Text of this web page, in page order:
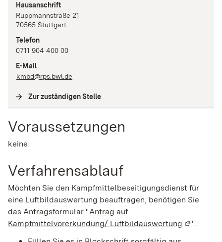
Hausanschrift
Ruppmannstraße 21
70565 Stuttgart
Telefon
0711 904 400 00
E-Mail
kmbd@rps.bwl.de
Zur zuständigen Stelle
Voraussetzungen
keine
Verfahrensablauf
Möchten Sie den Kampfmittelbeseitigungsdienst für
eine Luftbildauswertung beauftragen, benötigen Sie
das Antragsformular "Antrag auf
Kampfmittelvorerkundung/ Luftbildauswertung (Wird in
".